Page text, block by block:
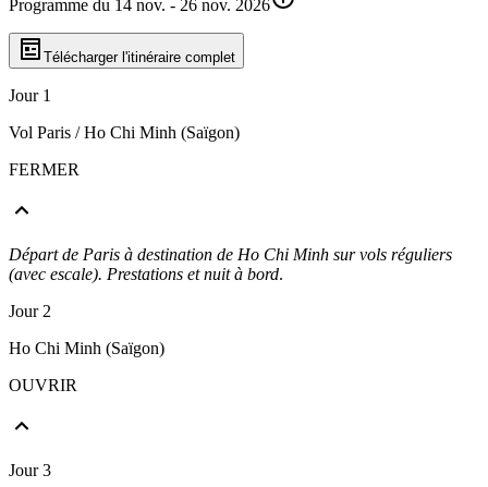
Programme du 14 nov. - 26 nov. 2026
Télécharger l'itinéraire complet
Jour 1
Vol Paris / Ho Chi Minh (Saïgon)
FERMER
Départ de Paris à destination de Ho Chi Minh sur vols réguliers
(avec escale). Prestations et nuit à bord.
Jour 2
Ho Chi Minh (Saïgon)
OUVRIR
Jour 3